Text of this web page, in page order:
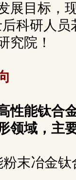
展目标，
科研人
究院！
性能钛合
领域，主
粉末冶金